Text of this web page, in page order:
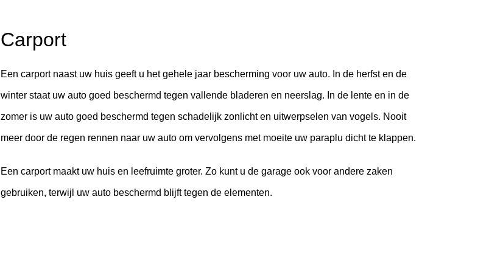
Carport
Een carport naast uw huis geeft u het gehele jaar bescherming voor uw auto. In de herfst en de
winter staat uw auto goed beschermd tegen vallende bladeren en neerslag. In de lente en in de
zomer is uw auto goed beschermd tegen schadelijk zonlicht en uitwerpselen van vogels. Nooit
meer door de regen rennen naar uw auto om vervolgens met moeite uw paraplu dicht te klappen.
Een carport maakt uw huis en leefruimte groter. Zo kunt u de garage ook voor andere zaken
gebruiken, terwijl uw auto beschermd blijft tegen de elementen.